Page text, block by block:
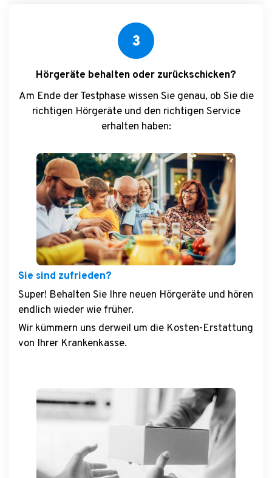
3
Hörgeräte behalten oder zurückschicken?
Am Ende der Testphase wissen Sie genau, ob Sie die
richtigen Hörgeräte und den richtigen Service
erhalten haben:
Sie sind zufrieden?
Super! Behalten Sie Ihre neuen Hörgeräte und hören
endlich wieder wie früher.
Wir kümmern uns derweil um die Kosten-Erstattung
von Ihrer Krankenkasse.